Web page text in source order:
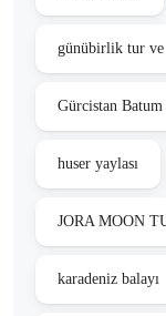
günübirlik tur ve
Gürcistan Batum
huser yaylası
JORA MOON
karadeniz balayı